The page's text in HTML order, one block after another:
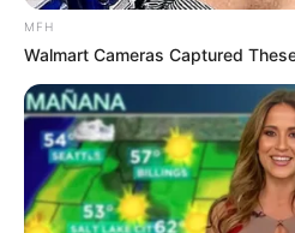
MFH
Walmart Cameras Captured